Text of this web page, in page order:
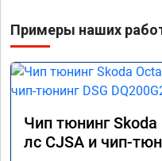
Примеры наших
Чип тюнинг
лс CJSA и чип-